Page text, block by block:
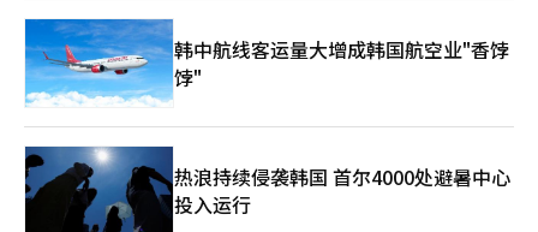
计数据是为了快速应对全球市场变化而编制的资料。通过分析各类
产品的出口入现状和趋势，评估国内ICT产业的出口竞争力和进口
依赖度。※ 本报道经人工智能（AI）系统翻译与编辑。
韩中航线客运量大增成韩国航空业"香饽
饽"
热浪持续侵袭韩国 首尔4000处避暑中心
投入运行